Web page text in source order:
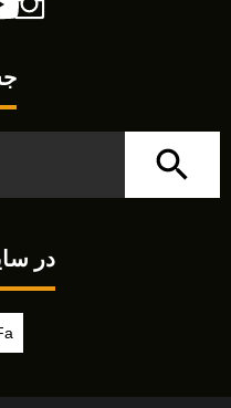
در